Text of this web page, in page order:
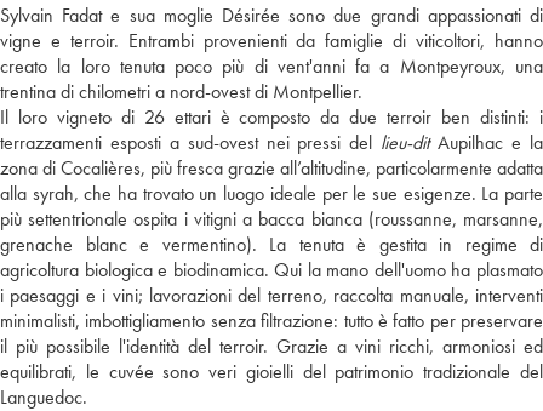
Sylvain Fadat e sua moglie Désirée sono due grandi appassionati di
vigne e terroir. Entrambi provenienti da famiglie di viticoltori, hanno
creato la loro tenuta poco più di vent'anni fa a Montpeyroux, una
trentina di chilometri a nord-ovest di Montpellier.
Il loro vigneto di 26 ettari è composto da due terroir ben distinti: i
terrazzamenti esposti a sud-ovest nei pressi del lieu-ditAupilhac e la
zona di Cocalières, più fresca grazie all’altitudine, particolarmente adatta
alla syrah, che ha trovato un luogo ideale per le sue esigenze. La parte
più settentrionale ospita i vitigni a bacca bianca (roussanne, marsanne,
grenache blanc e vermentino). La tenuta è gestita in regime di
agricoltura biologica e biodinamica. Qui la mano dell'uomo ha plasmato
i paesaggi e i vini; lavorazioni del terreno, raccolta manuale, interventi
minimalisti, imbottigliamento senza filtrazione: tutto è fatto per preservare
il più possibile l'identità del terroir. Grazie a vini ricchi, armoniosi ed
equilibrati, le cuvée sono veri gioielli del patrimonio tradizionale del
Languedoc.